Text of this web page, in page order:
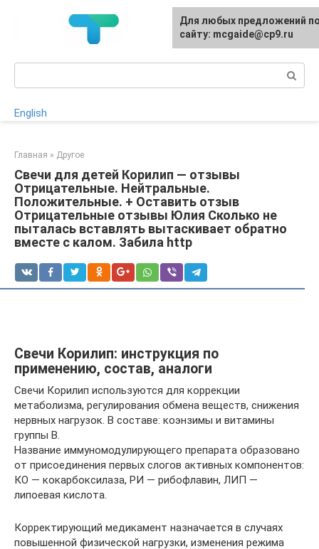
English
Главная » Другое
Свечи для детей Корилип — отзывы
Отрицательные. Нейтральные.
Положительные. + Оставить отзыв
Отрицательные отзывы Юлия Сколько не
пыталась вставлять вытаскивает обратно
вместе с калом. Забила http
Свечи Корилип: инструкция по
применению, состав, аналоги
Свечи Корилип используются для коррекции
метаболизма, регулирования обмена веществ, снижения
нервных нагрузок. В составе: коэнзимы и витамины
группы В.
Название иммуномодулирующего препарата образовано
от присоединения первых слогов активных компонентов:
КО — кокарбоксилаза, РИ — рибофлавин, ЛИП —
липоевая кислота.
Корректирующий медикамент назначается в случаях
повышенной физической нагрузки, изменения режима
Для любых предложений
сайту: mcgaide@cp9.ru